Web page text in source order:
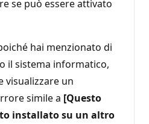
se può essere attivato
hai menzionato di
il sistema informatico,
visualizzare un
simile a [Questo
installato su un altro